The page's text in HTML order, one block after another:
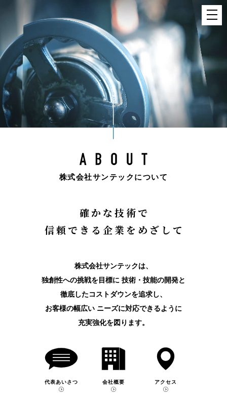
株式会社サンテックについて
確か な 技 術で
信頼で き る 企業 を め ざ し て
株式会社サンテックは、
独創性への挑戦を目標に 技術・技能の開発と
徹底したコストダウンを追求し、
お客様の幅広い ニーズに対応できるように
充実強化を図ります。
代表あいさつ 会社概要 アクセス